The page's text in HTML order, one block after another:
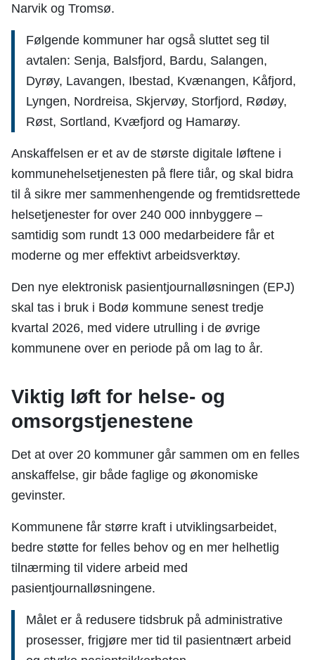
Narvik og Tromsø.
Følgende kommuner har også sluttet seg til
avtalen: Senja, Balsfjord, Bardu, Salangen,
Dyrøy, Lavangen, Ibestad, Kvænangen, Kåfjord,
Lyngen, Nordreisa, Skjervøy, Storfjord, Rødøy,
Røst, Sortland, Kvæfjord og Hamarøy.
Anskaffelsen er et av de største digitale løftene i
kommunehelsetjenesten på flere tiår, og skal bidra
til å sikre mer sammenhengende og fremtidsrettede
helsetjenester for over 240 000 innbyggere –
samtidig som rundt 13 000 medarbeidere får et
moderne og mer effektivt arbeidsverktøy.
Den nye elektronisk pasientjournalløsningen (EPJ)
skal tas i bruk i Bodø kommune senest tredje
kvartal 2026, med videre utrulling i de øvrige
kommunene over en periode på om lag to år.
Viktig løft for helse- og
omsorgstjenestene
Det at over 20 kommuner går sammen om en felles
anskaffelse, gir både faglige og økonomiske
gevinster.
Kommunene får større kraft i utviklingsarbeidet,
bedre støtte for felles behov og en mer helhetlig
tilnærming til videre arbeid med
pasientjournalløsningene.
Målet er å redusere tidsbruk på administrative
prosesser, frigjøre mer tid til pasientnært arbeid